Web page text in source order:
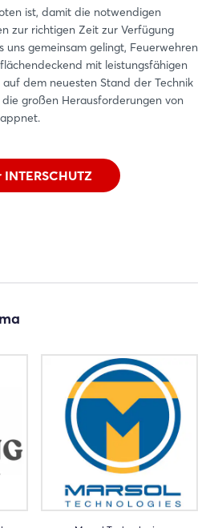
ist, damit die notwendigen
zur richtigen Zeit zur Verfügung
uns gemeinsam gelingt, Feuerwehren
mit leistungsfähigen
dem neuesten Stand der Technik
großen Herausforderungen von
registrieren